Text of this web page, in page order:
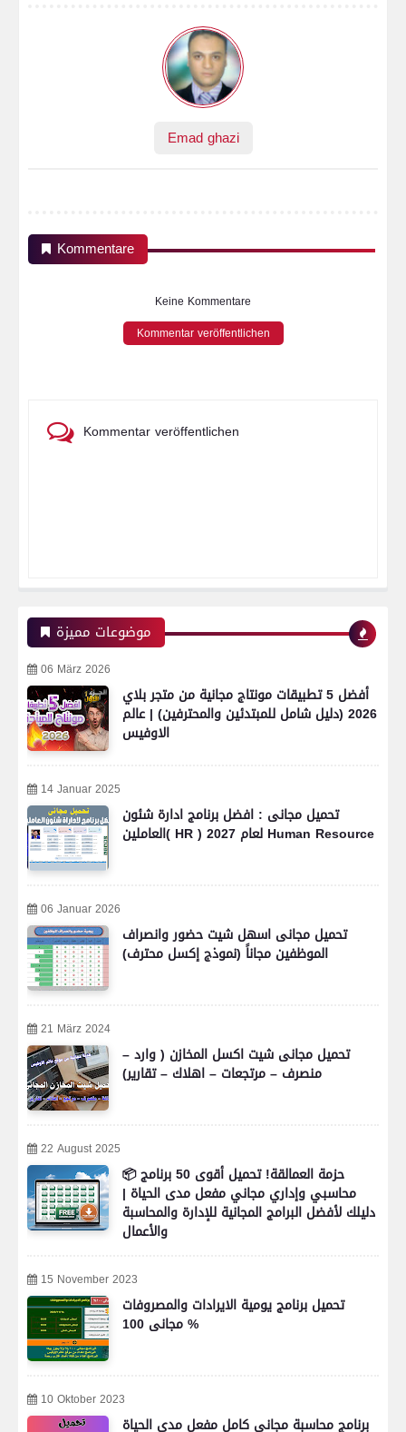
Emad ghazi
Kommentare
Keine Kommentare
Kommentar veröffentlichen
Kommentar veröffentlichen
موضوعات مميزة
06 März 2026
أفضل 5 تطبيقات مونتاج مجانية من متجر بلاي
2026 (دليل شامل للمبتدئين والمحترفين) | عالم
الاوفيس
14 Januar 2025
تحميل مجانى : افضل برنامج ادارة شئون
العاملين( HR ) لعام 2027 Human Resource
06 Januar 2026
تحميل مجانى اسهل شيت حضور وانصراف
الموظفين مجاناً (نموذج إكسل محترف)
21 März 2024
تحميل مجانى شيت اكسل المخازن ( وارد –
منصرف – مرتجعات – اهلاك – تقارير)
22 August 2025
📦 حزمة العمالقة! تحميل أقوى 50 برنامج
محاسبي وإداري مجاني مفعل مدى الحياة |
دليلك لأفضل البرامج المجانية للإدارة والمحاسبة
والأعمال
15 November 2023
تحميل برنامج يومية الايرادات والمصروفات
مجانى 100 %
10 Oktober 2023
برنامج محاسبة مجانى كامل مفعل مدى الحياة